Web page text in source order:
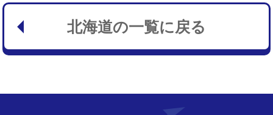
北海道の一覧に戻る